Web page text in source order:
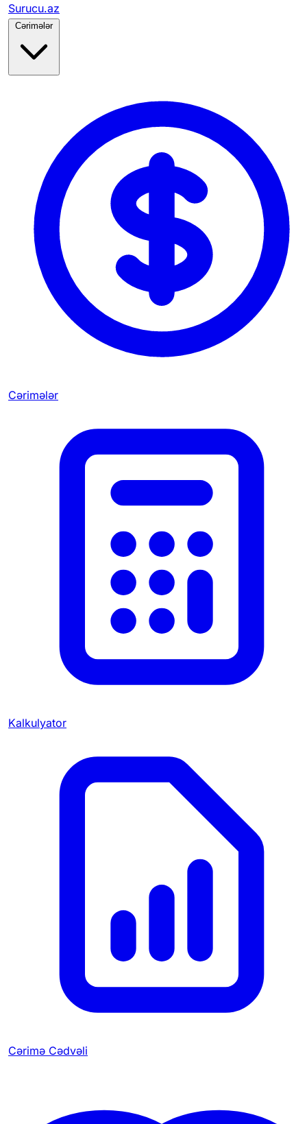
Surucu.az
Cərimələr
Cərimələr
Kalkulyator
Cərimə Cədvəli